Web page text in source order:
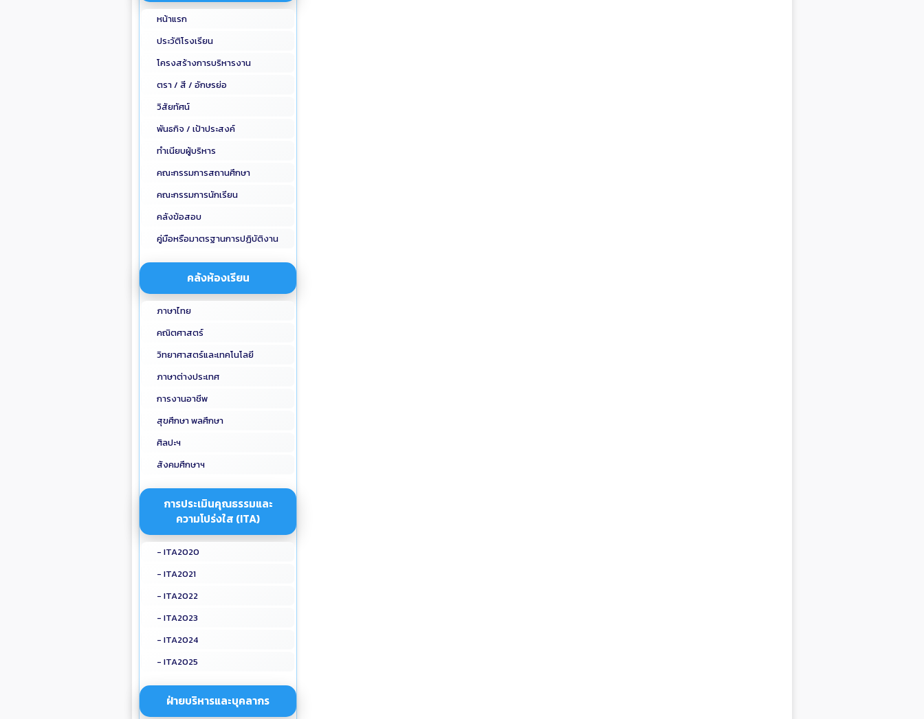
หน้าแรก
ประวัติโรงเรียน
โครงสร้างการบริหารงาน
ตรา / สี / อักษรย่อ
วิสัยทัศน์
พันธกิจ / เป้าประสงค์
ทำเนียบผู้บริหาร
คณะกรรมการสถานศึกษา
คณะกรรมการนักเรียน
คลังข้อสอบ
คู่มือหรือมาตรฐานการปฏิบัติงาน
คลังห้องเรียน
ภาษาไทย
คณิตศาสตร์
วิทยาศาสตร์และเทคโนโลยี
ภาษาต่างประเทศ
การงานอาชีพ
สุขศึกษา พลศึกษา
ศิลปะฯ
สังคมศึกษาฯ
การประเมินคุณธรรมและ
ความโปร่งใส (ITA)
- ITA2020
- ITA2021
- ITA2022
- ITA2023
- ITA2024
- ITA2025
ฝ่ายบริหารและบุคลากร